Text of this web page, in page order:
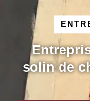
solin de